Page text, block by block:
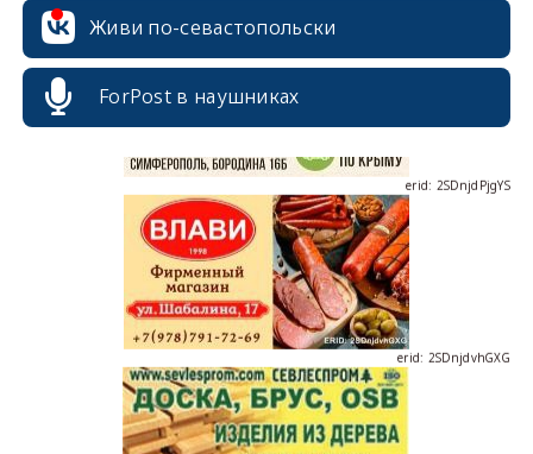
Живи по-севастопольски
ForPost в наушниках
erid: 2SDnjdvhGXG